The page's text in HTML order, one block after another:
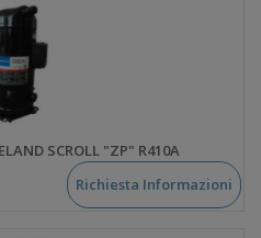
SCROLL "ZP" R410A
Richiesta Informazioni